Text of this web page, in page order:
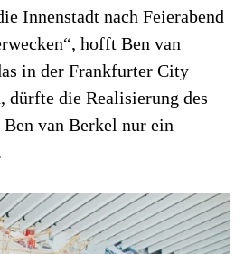
Innenstadt nach Feierabend
hofft Ben van
in der Frankfurter City
dürfte die Realisierung des
van Berkel nur ein